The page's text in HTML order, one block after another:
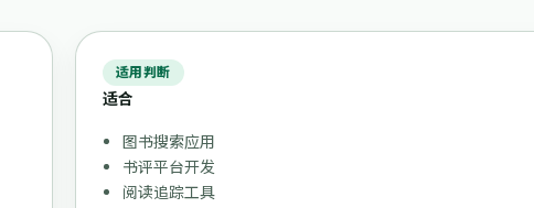
适用判断
适合
图书搜索应用
书评平台开发
阅读追踪工具